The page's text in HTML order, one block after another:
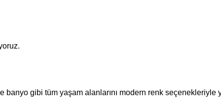
banyo gibi tüm yaşam alanlarını modern renk seçenekleriyle